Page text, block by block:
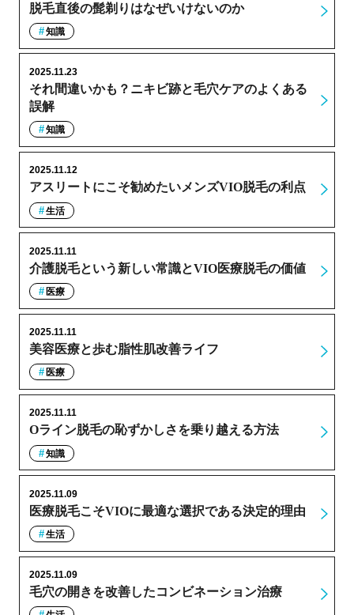
脱毛直後の髭剃りはなぜいけないのか
知識
それ間違いかも？ニキビ跡と毛穴ケアのよくある
誤解
2025.11.23
知識
アスリートにこそ勧めたいメンズVIO脱毛の利点
2025.11.12
生活
介護脱毛という新しい常識とVIO医療脱毛の価値
2025.11.11
医療
美容医療と歩む脂性肌改善ライフ
2025.11.11
医療
Oライン脱毛の恥ずかしさを乗り越える方法
2025.11.11
知識
医療脱毛こそVIOに最適な選択である決定的理由
2025.11.09
生活
毛穴の開きを改善したコンビネーション治療
2025.11.09